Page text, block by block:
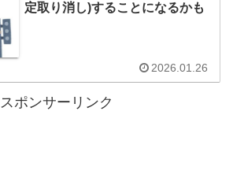
定取り消し)することになるかも
2026.01.26
スポンサーリンク